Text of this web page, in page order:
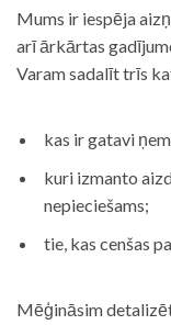
Mums ir iespēja
arī ārkārtas
Varam sadalīt trīs
kas ir gatavi
kuri izmanto
nepieciešams;
tie, kas cenšas
Mēģināsim